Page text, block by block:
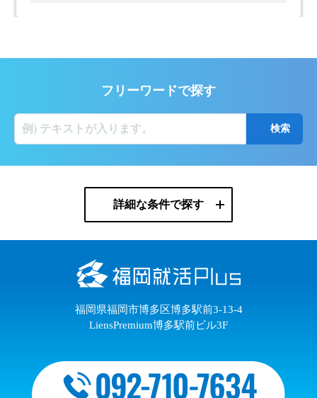
フリーワードで探す
詳細な条件で探す
福岡県福岡市博多区博多駅前3-13-4
LiensPremium博多駅前ビル3F